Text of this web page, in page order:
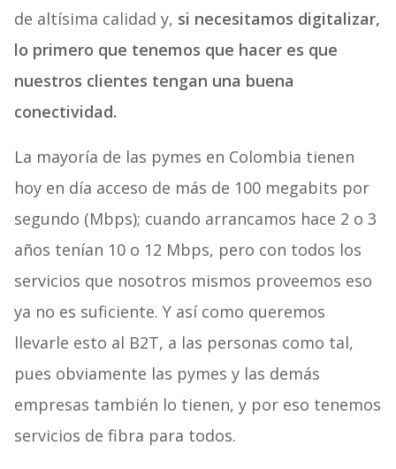
de altísima calidad y, si necesitamos digitalizar,
lo primero que tenemos que hacer es que
nuestros clientes tengan una buena
conectividad.
La mayoría de las pymes en Colombia tienen
hoy en día acceso de más de 100 megabits por
segundo (Mbps); cuando arrancamos hace 2 o 3
años tenían 10 o 12 Mbps, pero con todos los
servicios que nosotros mismos proveemos eso
ya no es suficiente. Y así como queremos
llevarle esto al B2T, a las personas como tal,
pues obviamente las pymes y las demás
empresas también lo tienen, y por eso tenemos
servicios de fibra para todos.